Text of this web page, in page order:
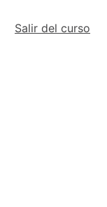
Salir del curso